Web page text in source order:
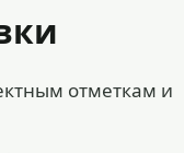
отметкам и